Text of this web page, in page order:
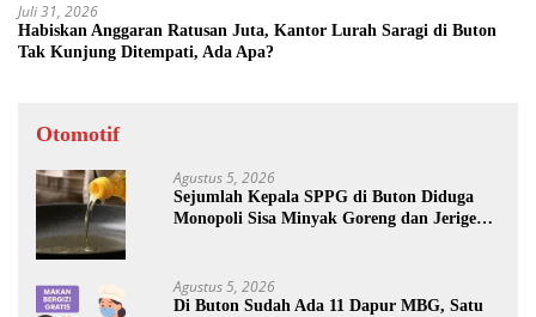
Juli 31, 2026
Habiskan Anggaran Ratusan Juta, Kantor Lurah Saragi di Buton
Tak Kunjung Ditempati, Ada Apa?
Otomotif
Agustus 5, 2026
Sejumlah Kepala SPPG di Buton Diduga
Monopoli Sisa Minyak Goreng dan Jerigen
Agustus 5, 2026
Di Buton Sudah Ada 11 Dapur MBG, Satu